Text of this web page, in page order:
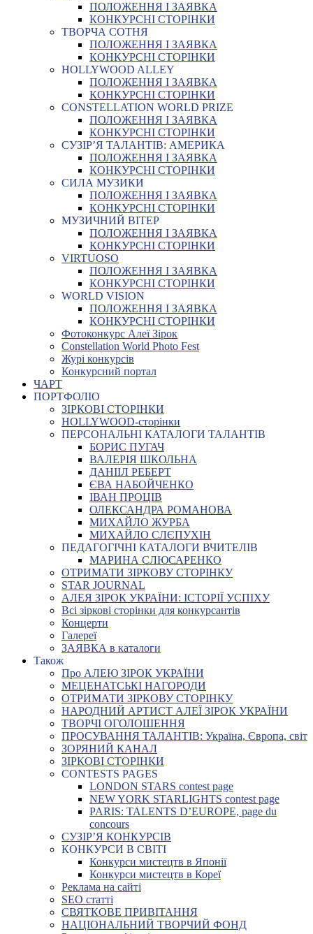
ПОЛОЖЕННЯ І ЗАЯВКА
КОНКУРСНІ СТОРІНКИ
ТВОРЧА СОТНЯ
ПОЛОЖЕННЯ І ЗАЯВКА
КОНКУРСНІ СТОРІНКИ
HOLLYWOOD ALLEY
ПОЛОЖЕННЯ І ЗАЯВКА
КОНКУРСНІ СТОРІНКИ
CONSTELLATION WORLD PRIZE
ПОЛОЖЕННЯ І ЗАЯВКА
КОНКУРСНІ СТОРІНКИ
СУЗІР’Я ТАЛАНТІВ: АМЕРИКА
ПОЛОЖЕННЯ І ЗАЯВКА
КОНКУРСНІ СТОРІНКИ
СИЛА МУЗИКИ
ПОЛОЖЕННЯ І ЗАЯВКА
КОНКУРСНІ СТОРІНКИ
МУЗИЧНИЙ ВІТЕР
ПОЛОЖЕННЯ І ЗАЯВКА
КОНКУРСНІ СТОРІНКИ
VIRTUOSO
ПОЛОЖЕННЯ І ЗАЯВКА
КОНКУРСНІ СТОРІНКИ
WORLD VISION
ПОЛОЖЕННЯ І ЗАЯВКА
КОНКУРСНІ СТОРІНКИ
Фотоконкурс Алеї Зірок
Constellation World Photo Fest
Журі конкурсів
Конкурсний портал
ЧАРТ
ПОРТФОЛІО
ЗІРКОВІ СТОРІНКИ
HOLLYWOOD-сторінки
ПЕРСОНАЛЬНІ КАТАЛОГИ ТАЛАНТІВ
БОРИС ПУГАЧ
ВАЛЕРІЯ ШКОЛЬНА
ДАНІІЛ РЕБЕРТ
ЄВА НАБОЙЧЕНКО
ІВАН ПРОЦІВ
ОЛЕКСАНДРА РОМАНОВА
МИХАЙЛО ЖУРБА
МИХАЙЛО СЛЄПУХІН
ПЕДАГОГІЧНІ КАТАЛОГИ ВЧИТЕЛІВ
МАРИНА СЛЮСАРЕНКО
ОТРИМАТИ ЗІРКОВУ СТОРІНКУ
STAR JOURNAL
АЛЕЯ ЗІРОК УКРАЇНИ: ІСТОРІЇ УСПІХУ
Всі зіркові сторінки для конкурсантів
Концерти
Галереї
ЗАЯВКА в каталоги
Також
Про АЛЕЮ ЗІРОК УКРАЇНИ
МЕЦЕНАТСЬКІ НАГОРОДИ
ОТРИМАТИ ЗІРКОВУ СТОРІНКУ
НАРОДНИЙ АРТИСТ АЛЕЇ ЗІРОК УКРАЇНИ
ТВОРЧІ ОГОЛОШЕННЯ
ПРОСУВАННЯ ТАЛАНТІВ: Україна, Європа, світ
ЗОРЯНИЙ КАНАЛ
ЗІРКОВІ СТОРІНКИ
CONTESTS PAGES
LONDON STARS contest page
NEW YORK STARLIGHTS contest page
PARIS: TALENTS D’EUROPE, page du
concours
СУЗІР’Я КОНКУРСІВ
КОНКУРСИ В СВІТІ
Конкурси мистецтв в Японії
Конкурси мистецтв в Кореї
Реклама на сайті
SEO статті
СВЯТКОВЕ ПРИВІТАННЯ
НАЦІОНАЛЬНИЙ ТВОРЧИЙ ФОНД